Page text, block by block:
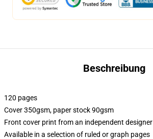
Beschreibung
120 pages
Cover 350gsm, paper stock 90gsm
Front cover print from an independent designer
Available in a selection of ruled or graph pages